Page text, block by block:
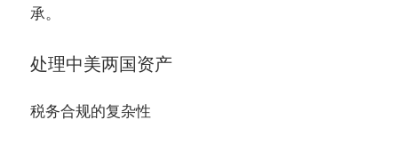
承。
处理中美两国资产
税务合规的复杂性